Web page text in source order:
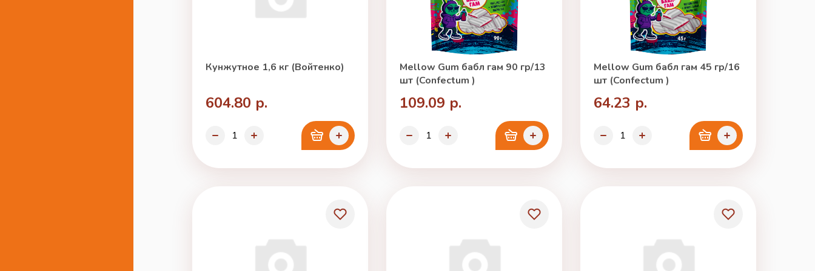
Кунжутное 1,6 кг (Войтенко)
604.80 р.
Mellow Gum бабл гам 90 гр/13
шт (Confectum )
109.09 р.
Mellow Gum бабл гам 45 гр/16
шт (Confectum )
64.23 р.